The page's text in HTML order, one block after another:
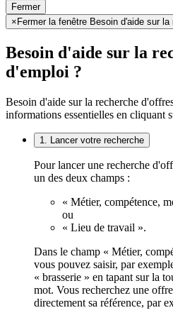
Fermer
× Fermer la fenêtre Besoin d'aide sur
Besoin d'aide sur la
d'emploi ?
Besoin d'aide sur la recherche
informations essentielles en cliquant
1. Lancer votre recherche
Pour lancer une recherche
un des deux champs :
« Métier, compétence,
ou
« Lieu de travail ».
Dans le champ « Métier,
vous pouvez saisir, par
« brasserie » en tapant sur la
mot. Vous recherchez une
directement sa référence, par